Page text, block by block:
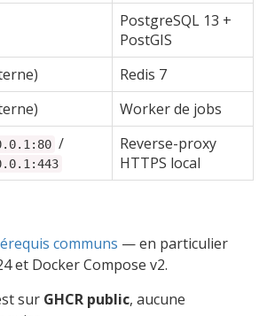
PostgreSQL 13 +
PostGIS
Redis 7
Worker de jobs
/
Reverse-proxy
HTTPS local
communs — en particulier
et Docker Compose v2.
sur GHCR public, aucune